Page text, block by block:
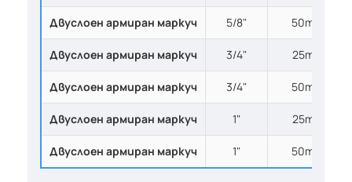
Двуслоен армиран маркуч 5/8" 50m
Двуслоен армиран маркуч 3/4" 25m
Двуслоен армиран маркуч 3/4" 50m
Двуслоен армиран маркуч 1" 25m
Двуслоен армиран маркуч 1" 50m